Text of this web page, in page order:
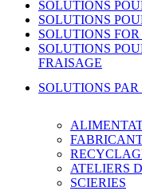
SOLUTIONS
SOLUTIONS
SOLUTIONS
SOLUTIONS
FRAISAGE
SOLUTIONS
ATELIERS
SCIERIES